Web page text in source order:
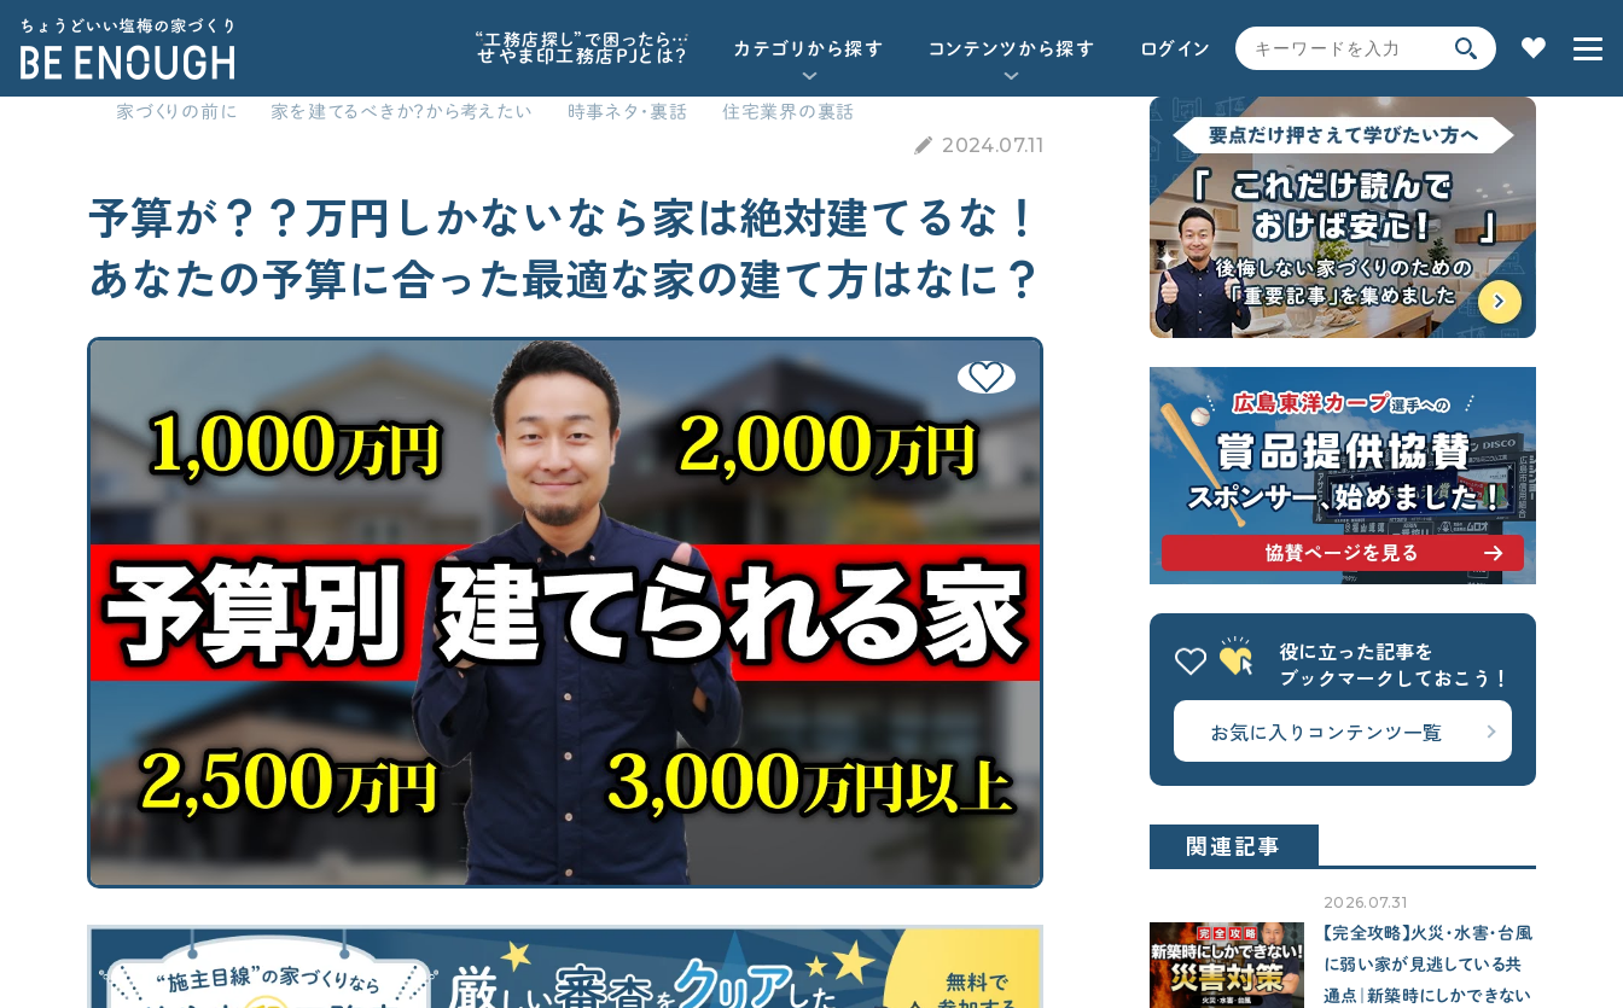
“工務店探し”で困ったら…
せやま印工務店PJとは？ カテゴリから探す
家の性能
標準仕様 工務店・HM選び 土地探し
間取り 契約後の注意点 時事ネタ・裏話
コンテンツから探す
記事で学ぶ 動画で学ぶ Q&Aで学ぶ 用語解説で学ぶ
ログイン
カテゴリから探す
家づくりの前に
家づくりに必要な心構えを知りたい
住宅業界の“闇”を知っておきたい
子育てに関連する情報が欲しい
資金計画
「住宅ローン」について学びたい
諸経費（保険など）の知識がほしい
断熱／気密性能について学びたい
換気システムについて学びたい
太陽光発電について学びたい
災害（地震/水災）に強い家にしたい
エアコン計画・湿度管理を学びたい
「住宅設備」の選び方を知りたい
標準仕様のチェック方法を知りたい
工務店・HM選び
“ヤバい工務店・HM”を見抜きたい
土地探し
土地探しの方法・コツを知りたい
間取り
間取りの基本知識・ツボを知りたい
契約後の注意点
仕様決め（外観/内装）の注意点を知りたい
SEARCH
キーワードから探す
サイト内検索
よく使われるキーワード
せやま基準 UA値 断熱基準
省エネ基準 C値 気密性能
付帯工事 換気システム エアコン
太陽光パネル 一階完結型
アルミ樹脂複合サッシ
CONTENTS
コンテンツから探す
動画で学ぶ
Q&Aで学ぶ
家づくりの前に 家を建てるべきか？から考えたい 時事ネタ・裏話 住宅業界の裏話
2024.07.11
予算が？？万円しかないなら家は絶対建てるな！
あなたの予算に合った最適な家の建て方はなに？
役に立った記事を
ブックマークしておこう！
お気に入りコンテンツ一覧
関連記事
2026.07.31
【完全攻略】火災・水害・台風
に弱い家が見逃している共
通点｜新築時にしかできない